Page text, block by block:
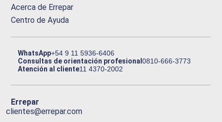
Acerca de Errepar
Centro de Ayuda
WhatsApp+54 9 11 5936-6406
Consultas de orientación profesional0810-666-3773
Atención al cliente11 4370-2002
Errepar
clientes@errepar.com